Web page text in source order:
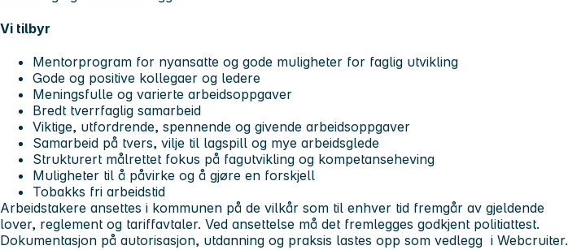
Vi tilbyr
Mentorprogram for nyansatte og gode muligheter for faglig utvikling
Gode og positive kollegaer og ledere
Meningsfulle og varierte arbeidsoppgaver
Bredt tverrfaglig samarbeid
Viktige, utfordrende, spennende og givende arbeidsoppgaver
Samarbeid på tvers, vilje til lagspill og mye arbeidsglede
Strukturert målrettet fokus på fagutvikling og kompetanseheving
Muligheter til å påvirke og å gjøre en forskjell
Tobakks fri arbeidstid
Arbeidstakere ansettes i kommunen på de vilkår som til enhver tid fremgår av gjeldende
lover, reglement og tariffavtaler. Ved ansettelse må det fremlegges godkjent politiattest.
Dokumentasjon på autorisasjon, utdanning og praksis lastes opp som vedlegg i Webcruiter.